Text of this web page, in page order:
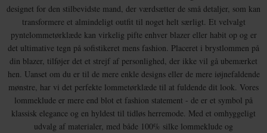
designet for den stilbevidste mand, der værdsætter de små detaljer, som kan
transformere et almindeligt outfit til noget helt særligt. Et velvalgt
pyntelommetørklæde kan virkelig pifte enhver blazer eller habit op og er
det ultimative tegn på sofistikeret mens fashion. Placeret i brystlommen på
din blazer, tilføjer det et strejf af personlighed, der ikke vil gå ubemærket
hen. Uanset om du er til de mere enkle designs eller de mere iøjnefaldende
mønstre, har vi det perfekte lommetørklæde til at fuldende dit look. Vores
lommeklude er mere end blot et fashion statement - de er et symbol på
klassisk elegance og en hyldest til tidløs herremode. Med et omhyggeligt
udvalg af materialer, med både 100% silke lommeklude og